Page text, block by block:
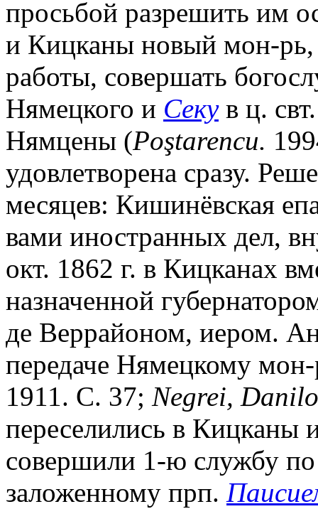
просьбой разрешить им
и Кицканы новый мон-рь,
работы, совершать
Нямецкого и Секув ц.
Нямцены (Poştarencu.
удовлетворена сразу.
месяцев: Кишинёвская
вами иностранных дел,
окт. 1862 г. в Кицканах
назначенной
де Веррайоном, иером.
передаче Нямецкому
1911. С. 37; Negrei,
переселились в Кицканы
совершили 1-ю службу
заложенному прп.